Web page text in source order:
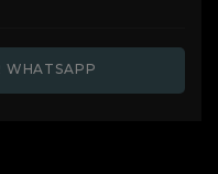
WHATSAPP